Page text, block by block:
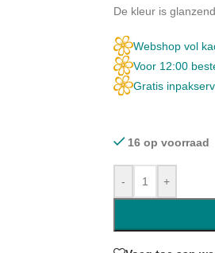
De kleur is
Webshop vol
Voor 12:00
Gratis
16 op voorraad
- +